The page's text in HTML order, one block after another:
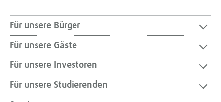
Für unsere Bürger
Für unsere Gäste
Für unsere Investoren
Für unsere Studierenden